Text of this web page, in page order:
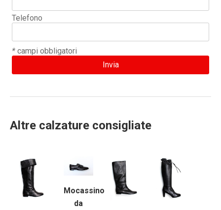
Telefono
* campi obbligatori
Altre calzature consigliate
Mocassino
da